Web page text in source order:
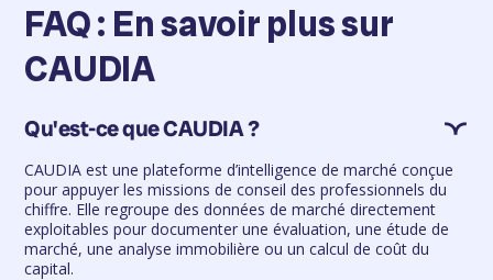
FAQ : En savoir plus sur
CAUDIA
Qu'est-ce que CAUDIA ?
CAUDIA est une plateforme d’intelligence de marché conçue
pour appuyer les missions de conseil des professionnels du
chiffre. Elle regroupe des données de marché directement
exploitables pour documenter une évaluation, une étude de
marché, une analyse immobilière ou un calcul de coût du
capital.